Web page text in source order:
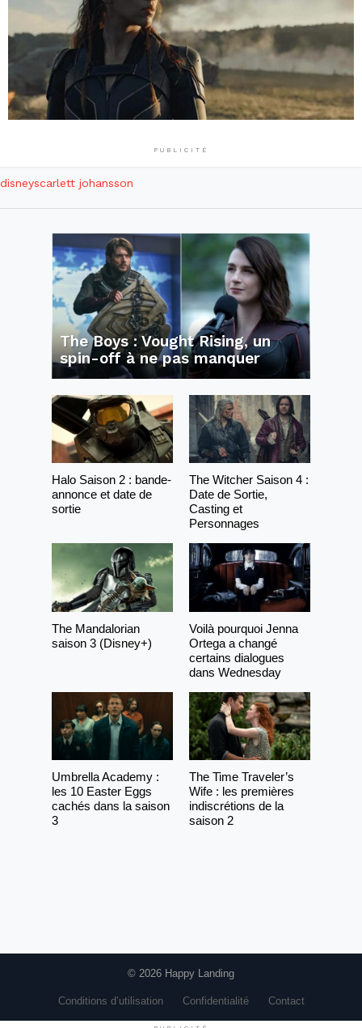
PUBLICITÉ
disneyscarlett johansson
The Boys : Vought Rising, un
spin-off à ne pas manquer
Halo Saison 2 : bande-
annonce et date de
sortie
The Witcher Saison 4 :
Date de Sortie,
Casting et
Personnages
The Mandalorian
saison 3 (Disney+)
Voilà pourquoi Jenna
Ortega a changé
certains dialogues
dans Wednesday
Umbrella Academy :
les 10 Easter Eggs
cachés dans la saison
3
The Time Traveler’s
Wife : les premières
indiscrétions de la
saison 2
© 2026 Happy Landing
Conditions d’utilisation Confidentialité Contact